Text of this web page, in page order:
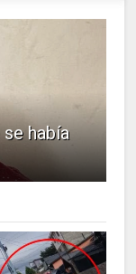
había